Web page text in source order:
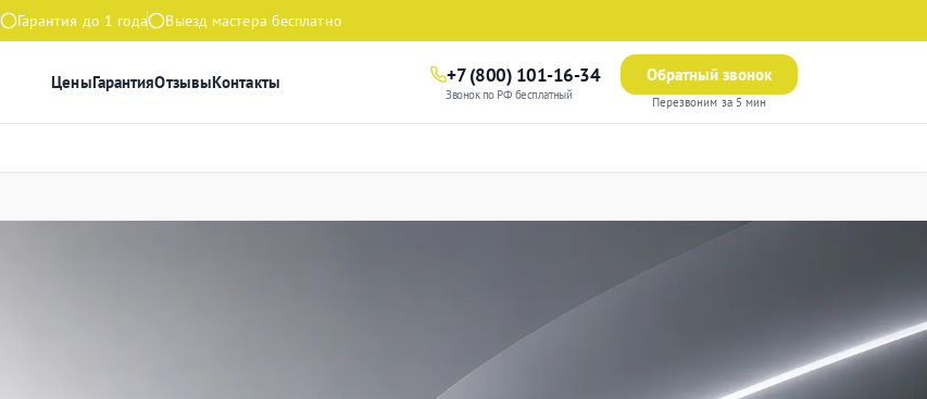
Гарантия до 1 года Выезд мастера бесплатно
ЦеныГарантияОтзывыКонтакты +7 (800) 101-16-34
Звонок по РФ бесплатный
Обратный звонок
Перезвоним за 5 мин